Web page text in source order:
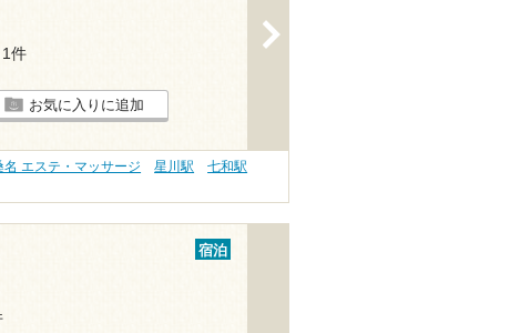
件
お気に入りに追加
名 エステ・マッサージ 星川駅
七和駅
宿泊